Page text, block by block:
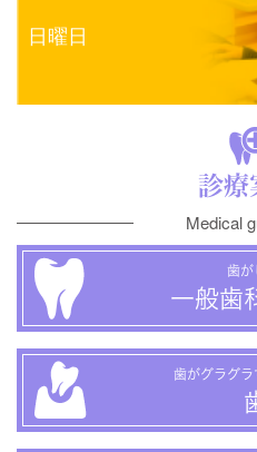
日曜日
診療
Medical
歯が
一般歯
歯がグラグラ